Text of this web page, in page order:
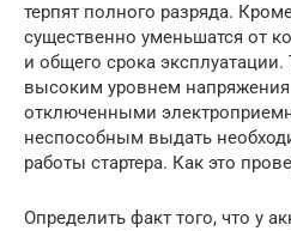
терпят полного разряда.
существенно уменьшатся от
и общего срока
высоким уровнем напряжения
отключенными
неспособным выдать
работы стартера. Как это
Определить факт того, что у